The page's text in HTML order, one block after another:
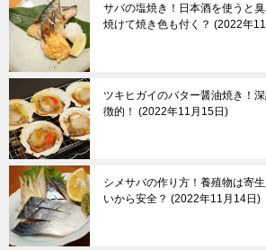
サバの塩焼き！日本酒を使うと
焼けて焼き色も付く？
2022年
ツキヒガイのバター醤油焼き！
徴的！
2022年11月15日
シメサバの作り方！養殖物は寄
いから安全？
2022年11月14日